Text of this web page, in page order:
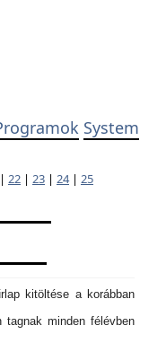
System
| 22 | 23 | 24| 25
kitöltése a korábban
minden félévben